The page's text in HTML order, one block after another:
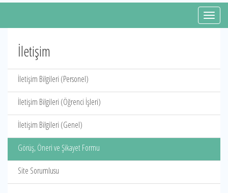
İletişim
İletişim Bilgileri (Personel)
İletişim Bilgileri (Öğrenci İşleri)
İletişim Bilgileri (Genel)
Görüş, Öneri ve Şikayet Formu
Site Sorumlusu